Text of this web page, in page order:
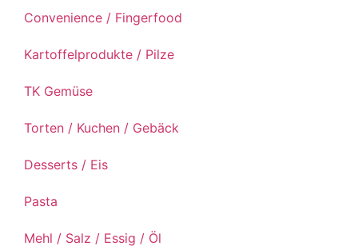
Convenience / Fingerfood
Kartoffelprodukte / Pilze
TK Gemüse
Torten / Kuchen / Gebäck
Desserts / Eis
Pasta
Mehl / Salz / Essig / Öl